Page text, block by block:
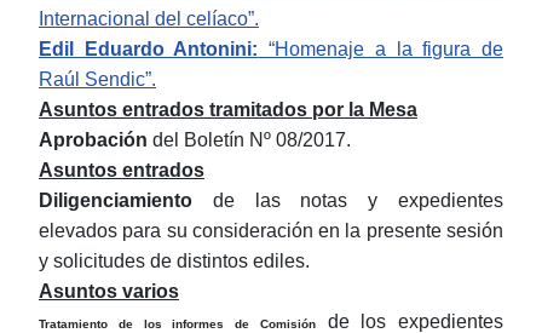
Internacional del celíaco”.
Edil Eduardo Antonini: “Homenaje a la figura de
Raúl Sendic”.
Asuntos entrados tramitados por la Mesa
Aprobación del Boletín Nº 08/2017.
Asuntos entrados
Diligenciamiento de las notas y expedientes
elevados para su consideración en la presente sesión
y solicitudes de distintos ediles.
Asuntos varios
Tratamiento de los informes de Comisiónde los expedientes